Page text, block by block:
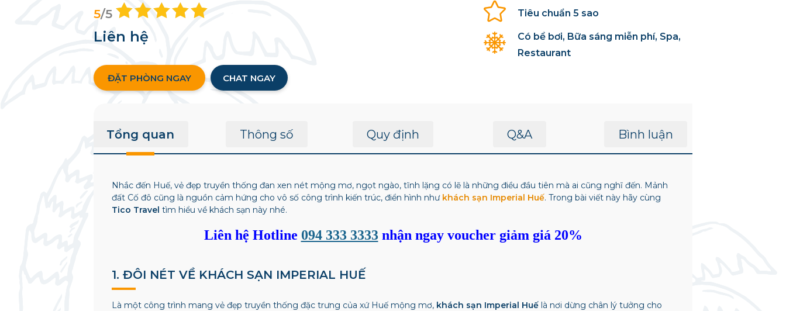
Tiêu chuẩn 5 sao
Có bể bơi, Bữa sáng miễn phí, Spa,
Restaurant
5/5
Liên hệ
ĐẶT PHÒNG NGAY CHAT NGAY
Tổng quan Thông số Quy định Q&A Bình luận
Nhắc đến Huế, vẻ đẹp truyền thống đan xen nét mộng mơ, ngọt ngào, tĩnh lặng có lẽ là những điều đầu tiên mà ai cũng nghĩ đến. Mảnh
đất Cố đô cũng là nguồn cảm hứng cho vô số công trình kiến trúc, điển hình như khách sạn Imperial Huế. Trong bài viết này hãy cùng
Tico Travel tìm hiểu về khách sạn này nhé.
Liên hệ Hotline 094 333 3333 nhận ngay voucher giảm giá 20%
1. ĐÔI NÉT VỀ KHÁCH SẠN IMPERIAL HUẾ
Là một công trình mang vẻ đẹp truyền thống đặc trưng của xứ Huế mộng mơ, khách sạn Imperial Huếlà nơi dừng chân lý tưởng cho